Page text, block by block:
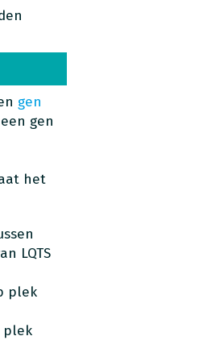
gen
gen
het
LQTS
plek
plek